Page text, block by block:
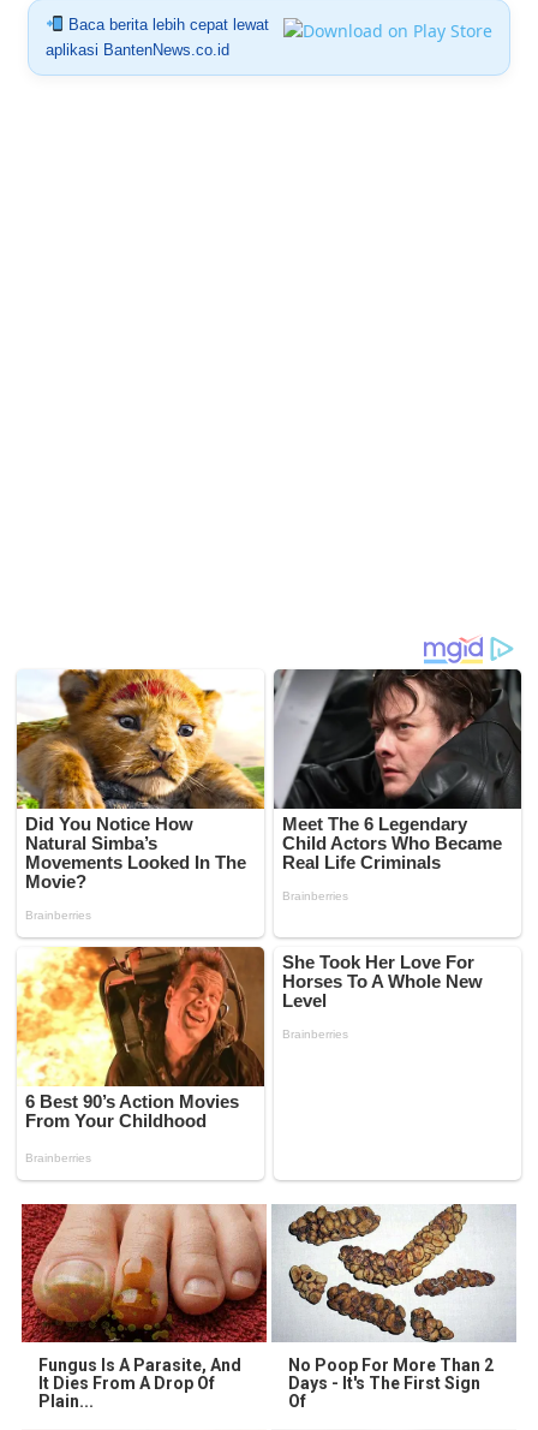
Baca berita lebih cepat lewat
aplikasi BantenNews.co.id
Fungus Is A Parasite, And
It Dies From A Drop Of
Plain...
No Poop For More Than 2
Days - It's The First Sign
Of